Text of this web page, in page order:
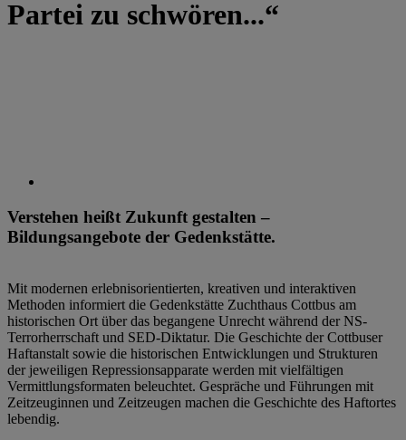
Partei zu schwören...“
Verstehen heißt Zukunft gestalten –
Bildungsangebote der Gedenkstätte.
Mit modernen erlebnisorientierten, kreativen und interaktiven
Methoden informiert die Gedenkstätte Zuchthaus Cottbus am
historischen Ort über das begangene Unrecht während der NS-
Terrorherrschaft und SED-Diktatur. Die Geschichte der Cottbuser
Haftanstalt sowie die historischen Entwicklungen und Strukturen
der jeweiligen Repressionsapparate werden mit vielfältigen
Vermittlungsformaten beleuchtet. Gespräche und Führungen mit
Zeitzeuginnen und Zeitzeugen machen die Geschichte des Haftortes
lebendig.